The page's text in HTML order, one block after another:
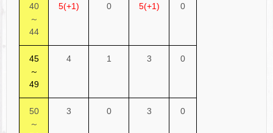
40
～
44
5(+1) 0 5(+1) 0
45
～
49
4 1 3 0
50
～
3 0 3 0